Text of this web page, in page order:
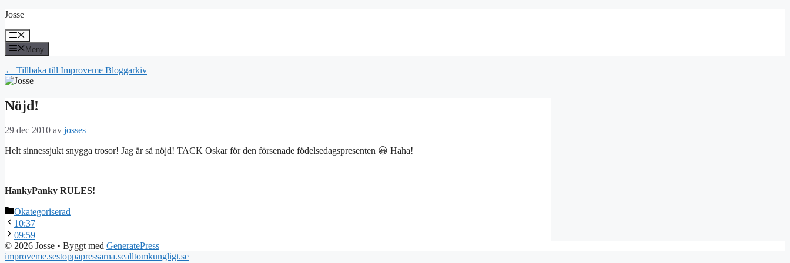
Hoppa
innehåll
Josse
Meny
Meny
← Tillbaka till Improveme Bloggarkiv
Nöjd!
29 dec 2010 av josses
Helt sinnessjukt snygga trosor! Jag är så nöjd! TACK Oskar för den försenade födelsedagspresenten 😀 Haha!
HankyPanky RULES!
Kategorier
Okategoriserad
10:37
09:59
© 2026 Josse • Byggt med GeneratePress
improveme.sestoppapressarna.sealltomkungligt.se